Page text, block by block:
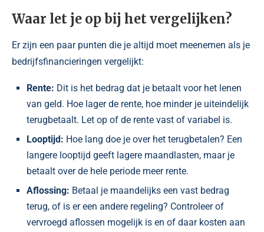
Waar let je op bij het vergelijken?
Er zijn een paar punten die je altijd moet meenemen als je
bedrijfsfinancieringen vergelijkt:
Rente: Dit is het bedrag dat je betaalt voor het lenen
van geld. Hoe lager de rente, hoe minder je uiteindelijk
terugbetaalt. Let op of de rente vast of variabel is.
Looptijd: Hoe lang doe je over het terugbetalen? Een
langere looptijd geeft lagere maandlasten, maar je
betaalt over de hele periode meer rente.
Aflossing: Betaal je maandelijks een vast bedrag
terug, of is er een andere regeling? Controleer of
vervroegd aflossen mogelijk is en of daar kosten aan